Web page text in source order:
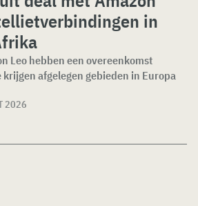
in
Leo hebben een overeenkomst
krijgen afgelegen gebieden in Europa
2026